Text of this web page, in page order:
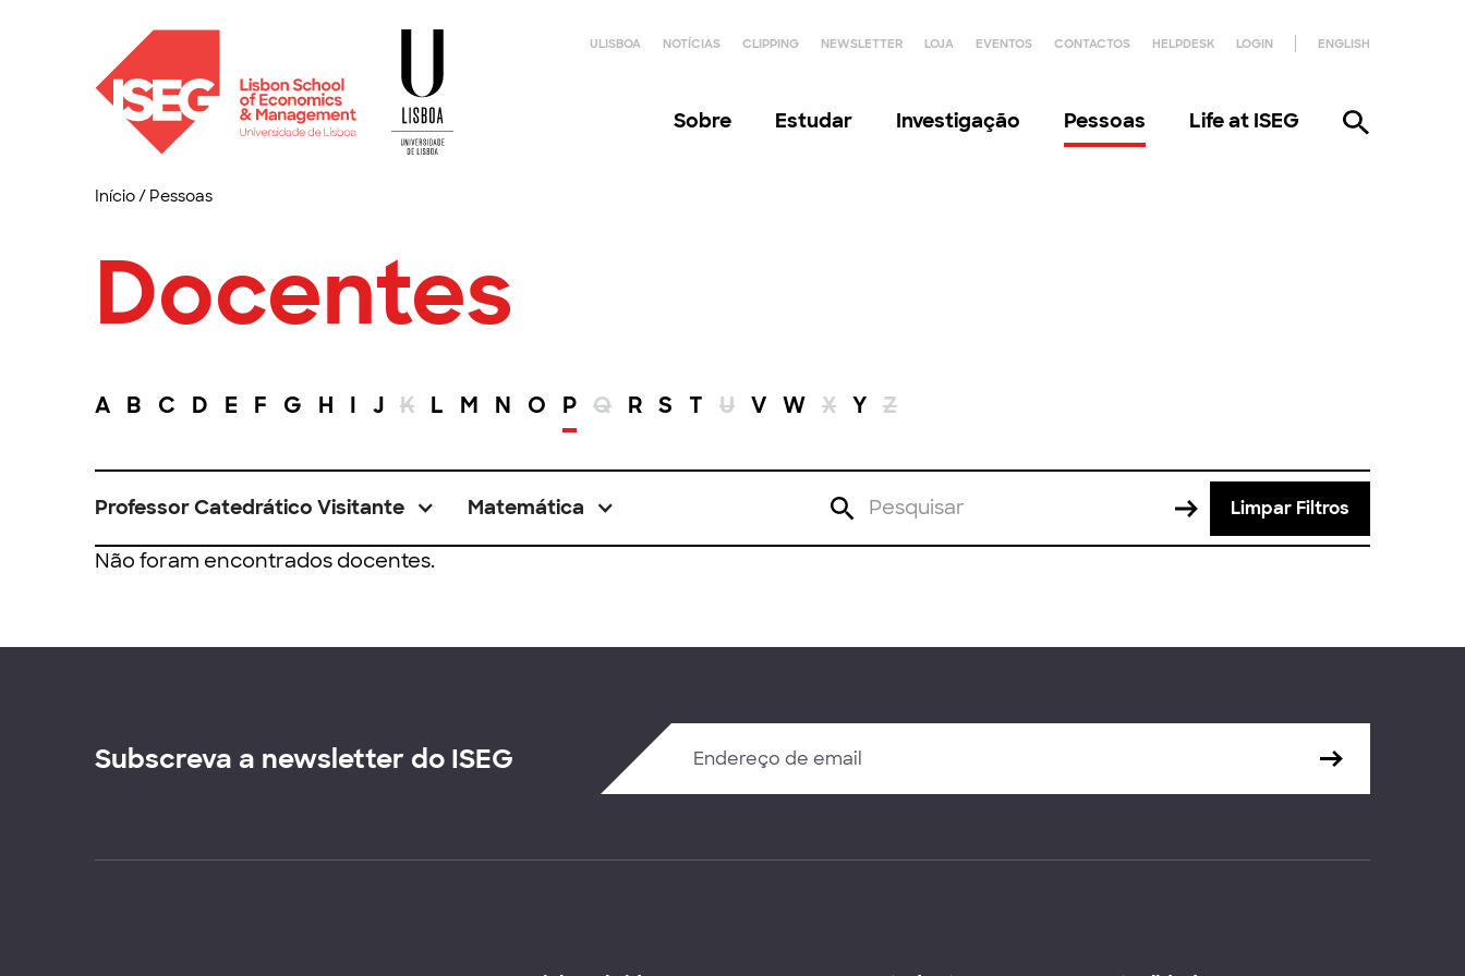
ULISBOA NOTÍCIAS CLIPPING NEWSLETTER LOJA EVENTOS CONTACTOS HELPDESK LOGIN ENGLISH
Sobre Estudar Investigação Pessoas Life at ISEG
Início/ Pessoas
Docentes
A B C D E F G H I J K L M N O P Q R S T U V W X Y Z
Professor Catedrático Visitante Matemática Limpar Filtros
Não foram encontrados docentes.
Subscreva a newsletter do ISEG